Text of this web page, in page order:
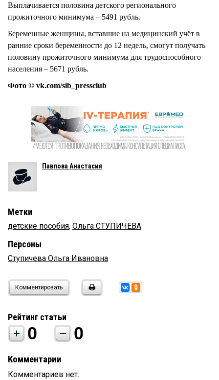
Выплачивается половина детского регионального
прожиточного минимума – 5491 рубль.
Беременные женщины, вставшие на медицинский учёт в
ранние сроки беременности до 12 недель, смогут получать
половину прожиточного минимума для трудоспособного
населения – 5671 рубль.
Фото © vk.com/sib_pressclub
Павлова Анастасия
Метки
детские пособия, Ольга СТУПИЧЕВА
Персоны
Ступичева Ольга Ивановна
Комментировать
Рейтинг статьи
0 0
Комментарии
Комментариев нет.